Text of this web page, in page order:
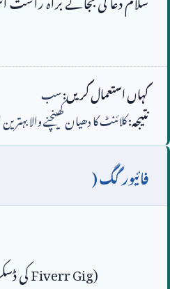
کہاں استعمال کریں:سب
نتیجہ:کلائنٹ کا دھیان کھینچنے والا
فائیور گگ (
Fiverr Gig)